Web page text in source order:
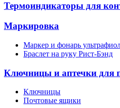
Термоиндикаторы для
Маркировка
Маркер и фонарь
Браслет на руку Рист-Бэнд
Ключницы и аптечки для
Ключницы
Почтовые ящики